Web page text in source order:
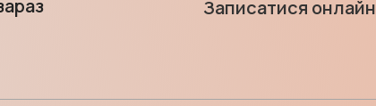
Записатися онлайн